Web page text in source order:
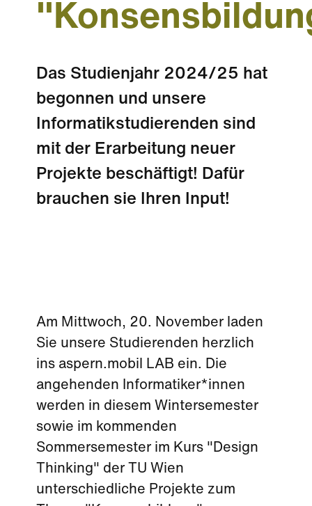
Das Studienjahr 2024/25 hat
begonnen und unsere
Informatikstudierenden sind
mit der Erarbeitung neuer
Projekte beschäftigt! Dafür
brauchen sie Ihren Input!
Am Mittwoch, 20. November laden
Sie unsere Studierenden herzlich
ins aspern.mobil LAB ein. Die
angehenden Informatiker*innen
werden in diesem Wintersemester
sowie im kommenden
Sommersemester im Kurs "Design
Thinking" der TU Wien
unterschiedliche Projekte zum